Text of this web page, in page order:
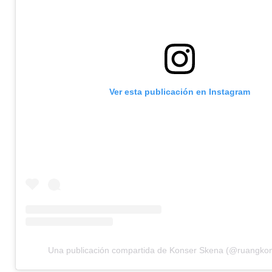
Ver esta publicación en Instagram
Una publicación compartida de Konser Skena